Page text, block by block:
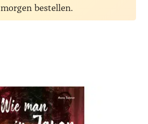
morgen bestellen.